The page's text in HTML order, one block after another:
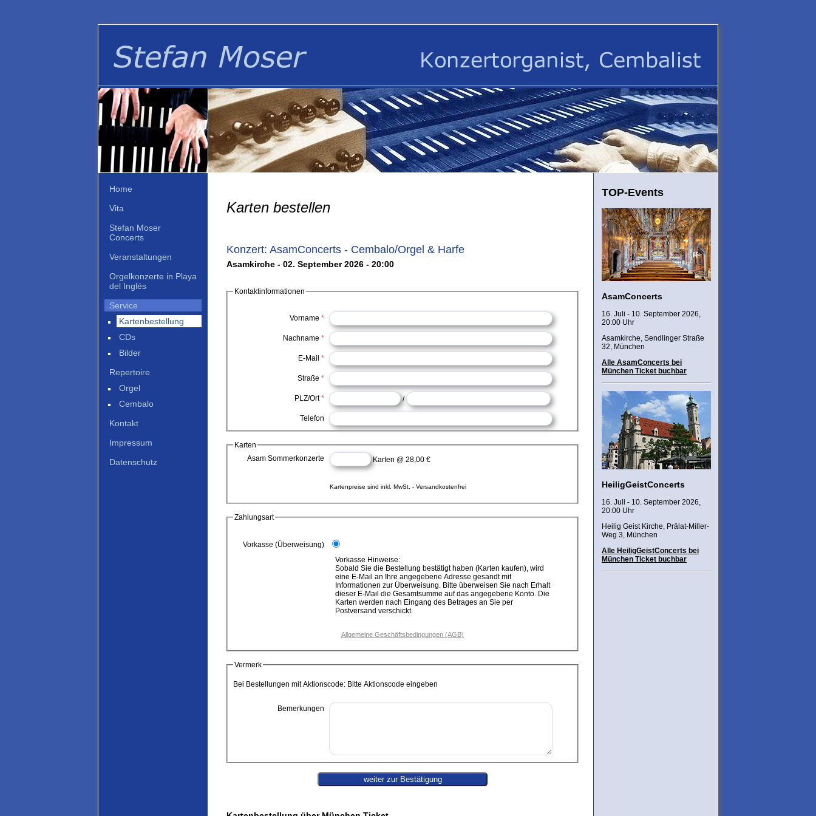
Karten bestellen
Konzert: AsamConcerts - Cembalo/Orgel & Harfe
Asamkirche - 02. September 2026 - 20:00
Kontaktinformationen
Vorname *
Nachname *
E-Mail *
Straße *
PLZ/Ort* /
Telefon
Karten
Asam Sommerkonzerte
Karten @ 28,00 €
Kartenpreise sind inkl. MwSt. - Versandkostenfrei
Zahlungsart
Vorkasse (Überweisung)
Vorkasse Hinweise:
Sobald Sie die Bestellung bestätigt haben (Karten kaufen), wird
eine E-Mail an Ihre angegebene Adresse gesandt mit
Informationen zur Überweisung. Bitte überweisen Sie nach Erhalt
dieser E-Mail die Gesamtsumme auf das angegebene Konto. Die
Karten werden nach Eingang des Betrages an Sie per
Postversand verschickt.
Allgemeine Geschäftsbedingungen (AGB)
Bei Bestellungen mit Aktionscode: Bitte Aktionscode eingeben
Vermerk
Bemerkungen
TOP-Events
AsamConcerts
16. Juli - 10. September 2026,
20:00 Uhr
Asamkirche, Sendlinger Straße
32, München
Alle AsamConcerts bei
München Ticket buchbar
HeiligGeistConcerts
16. Juli - 10. September 2026,
20:00 Uhr
Heilig Geist Kirche, Prälat-Miller-
Weg 3, München
Alle HeiligGeistConcerts bei
München Ticket buchbar
Home
Vita
Stefan Moser
Concerts
Veranstaltungen
Orgelkonzerte in Playa
del Inglés
Service
Kartenbestellung
CDs
Bilder
Repertoire
Orgel
Cembalo
Kontakt
Impressum
Datenschutz